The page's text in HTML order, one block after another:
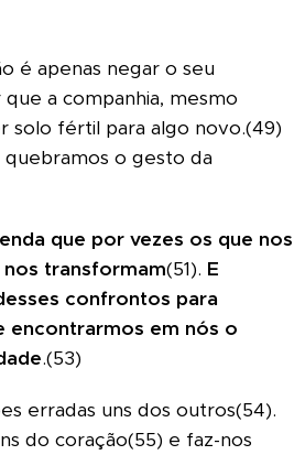
é apenas negar o seu
a companhia, mesmo
solo fértil para algo novo.(49)
o gesto da
que por vezes os que nos
transformam(51). E
confrontos para
encontrarmos em nós o
.(53)
erradas uns dos outros(54).
do coração(55) e faz-nos